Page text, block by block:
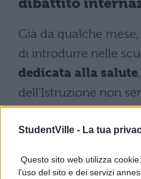
StudentVille - La tua
Questo sito web utilizza
l'uso del sito e dei servizi
dibattito
Già da qualche
di introdurre nelle
dedicata alla salute
dell’Istruzione non
Il farmacologo ha
“ridicolo che il
l’educazione alla